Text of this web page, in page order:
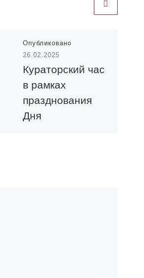
Опубликовано
26.02.2025
Кураторский час
в рамках
празднования
Дня